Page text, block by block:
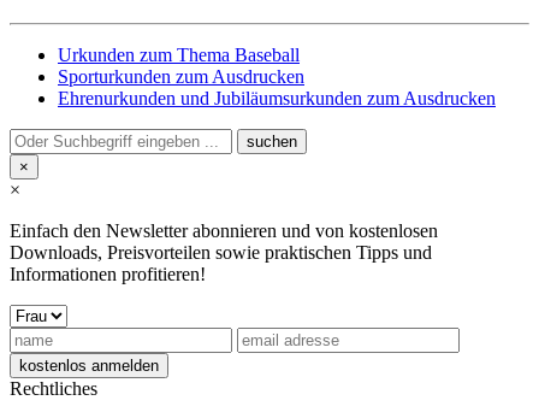
Urkunden zum Thema Baseball
Sporturkunden zum Ausdrucken
Ehrenurkunden und Jubiläumsurkunden zum Ausdrucken
×
×
Einfach den Newsletter abonnieren und von kostenlosen
Downloads, Preisvorteilen sowie praktischen Tipps und
Informationen profitieren!
Rechtliches